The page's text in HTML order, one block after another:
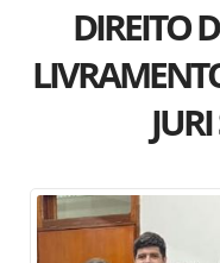
DIREITO